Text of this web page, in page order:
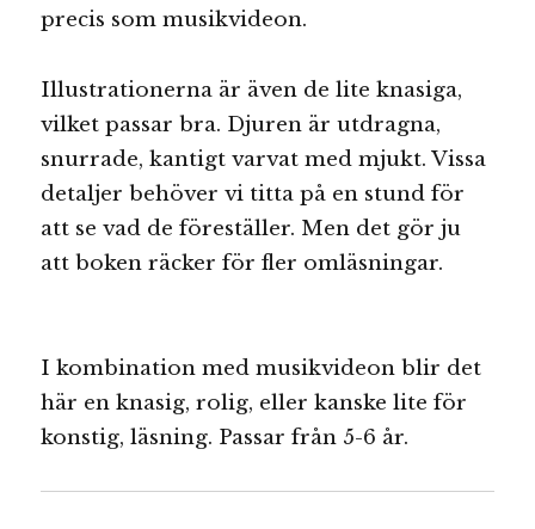
precis som musikvideon.
Illustrationerna är även de lite knasiga,
vilket passar bra. Djuren är utdragna,
snurrade, kantigt varvat med mjukt. Vissa
detaljer behöver vi titta på en stund för
att se vad de föreställer. Men det gör ju
att boken räcker för fler omläsningar.
I kombination med musikvideon blir det
här en knasig, rolig, eller kanske lite för
konstig, läsning. Passar från 5-6 år.